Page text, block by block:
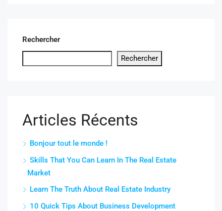
Rechercher
Rechercher
Articles Récents
Bonjour tout le monde !
Skills That You Can Learn In The Real Estate
Market
Learn The Truth About Real Estate Industry
10 Quick Tips About Business Development